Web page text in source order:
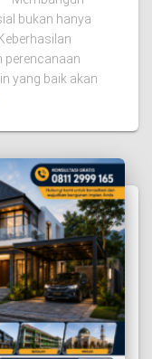
bukan hanya
perencanaan
yang baik akan